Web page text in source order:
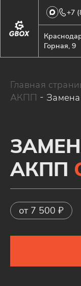
Горная, 9
+7
Главная
АКПП -
АКПП
от 7 500 ₽